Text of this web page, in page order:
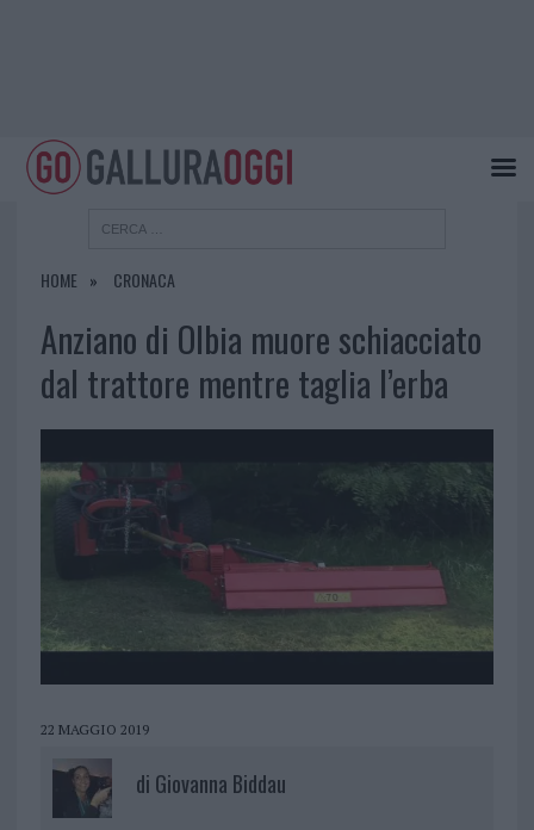
HOME CRONACA
Anziano di Olbia muore schiacciato
dal trattore mentre taglia l’erba
22 MAGGIO 2019
di Giovanna Biddau